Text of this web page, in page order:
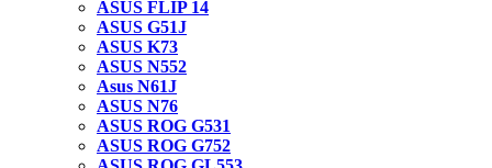
ASUS FLIP 14
ASUS G51J
ASUS K73
ASUS N552
Asus N61J
ASUS N76
ASUS ROG G531
ASUS ROG G752